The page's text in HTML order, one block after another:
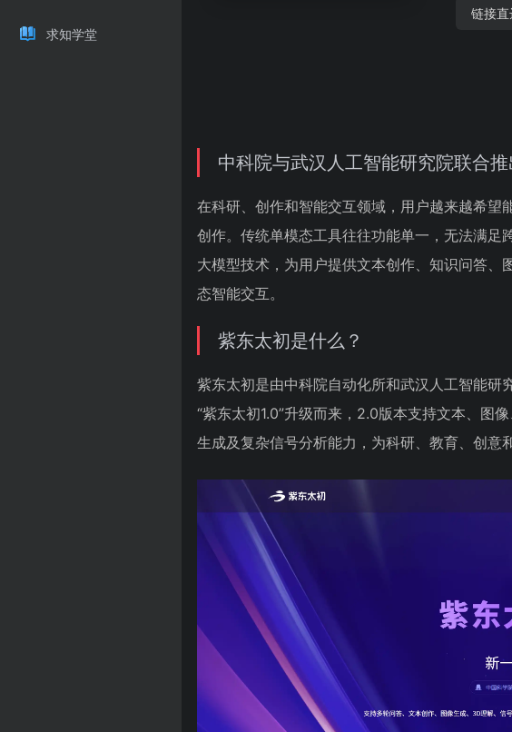
求知学堂
链接直
中科院与武汉人工智能研究院联合
在科研、创作和智能交互领域，用户越来越希
创作。传统单模态工具往往功能单一，无法满
大模型技术，为用户提供文本创作、知识问答
态智能交互。
紫东太初是什么？
紫东太初是由中科院自动化所和武汉人工智能研
“紫东太初1.0”升级而来，2.0版本支持文本、图
生成及复杂信号分析能力，为科研、教育、创意